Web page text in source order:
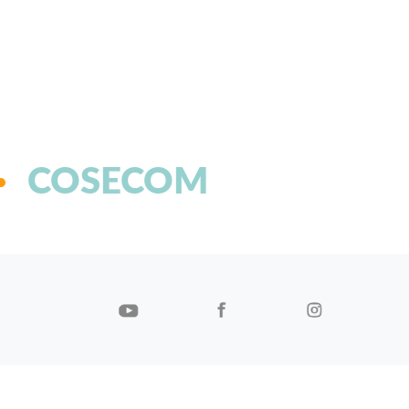
COSECOM